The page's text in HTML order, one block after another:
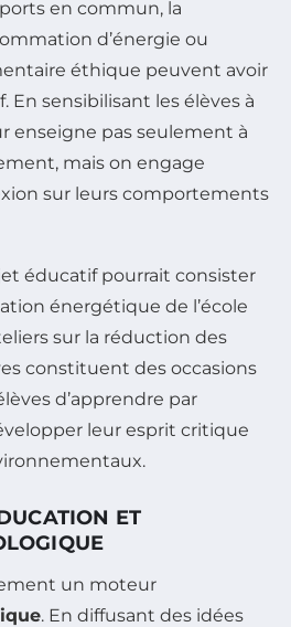
en commun, la
d’énergie ou
éthique peuvent avoir
En sensibilisant les élèves à
enseigne pas seulement à
mais on engage
sur leurs comportements
éducatif pourrait consister
énergétique de l’école
sur la réduction des
constituent des occasions
d’apprendre par
leur esprit critique
ET
un moteur
. En diffusant des idées